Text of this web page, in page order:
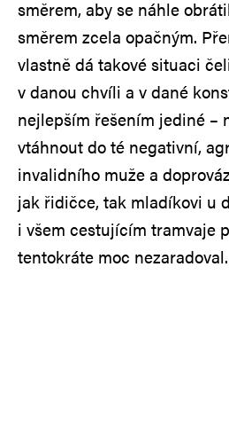
směrem, aby se náhle
směrem zcela opačným.
vlastně dá takové situaci
v danou chvíli a v dané
nejlepším řešením jediné –
vtáhnout do té negativní,
invalidního muže a
jak řidičce, tak mladíkovi u
i všem cestujícím tramvaje
tentokráte moc nezaradoval.